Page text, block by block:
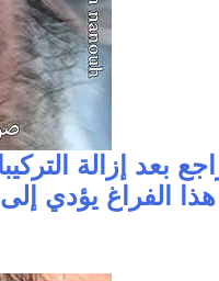
بعد إزالة
هذا الفراغ يؤدي